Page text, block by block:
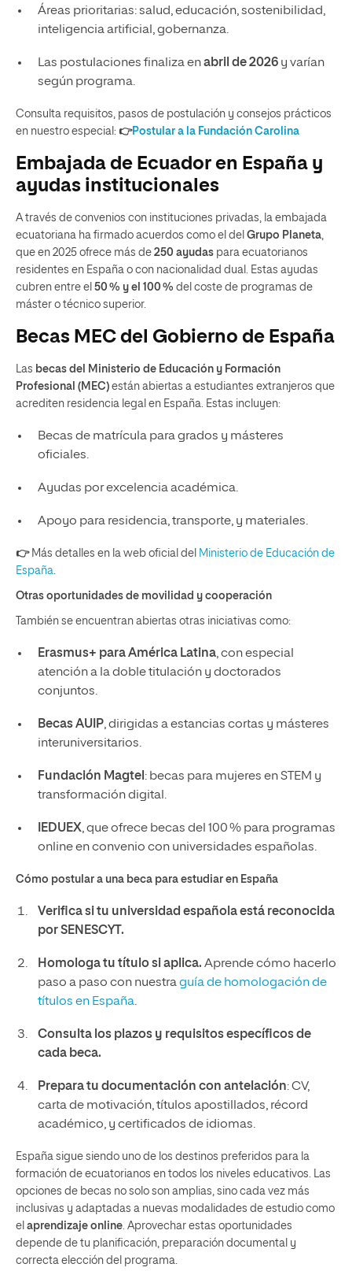
Áreas prioritarias: salud, educación, sostenibilidad,
inteligencia artificial, gobernanza.
Las postulaciones finaliza enabril de 2026y varían
según programa.
Consulta requisitos, pasos de postulación y consejos prácticos
en nuestro especial: 👉Postular a la Fundación Carolina
Embajada de Ecuador en España y
ayudas institucionales
A través de convenios con instituciones privadas, la embajada
ecuatoriana ha firmado acuerdos como el del Grupo Planeta,
que en 2025 ofrece más de 250 ayudas para ecuatorianos
residentes en España o con nacionalidad dual. Estas ayudas
cubren entre el 50 % y el 100 % del coste de programas de
máster o técnico superior.
Becas MEC del Gobierno de España
Las becas del Ministerio de Educación y Formación
Profesional (MEC) están abiertas a estudiantes extranjeros que
acrediten residencia legal en España. Estas incluyen:
Becas de matrícula para grados y másteres
oficiales.
Ayudas por excelencia académica.
Apoyo para residencia, transporte, y materiales.
👉 Más detalles en la web oficial del Ministerio de Educación de
España.
Otras oportunidades de movilidad y cooperación
También se encuentran abiertas otras iniciativas como:
Erasmus+ para América Latina, con especial
atención a la doble titulación y doctorados
conjuntos.
Becas AUIP, dirigidas a estancias cortas y másteres
interuniversitarios.
Fundación Magtel : becas para mujeres en STEM y
transformación digital.
IEDUEX, que ofrece becas del 100 % para programas
online en convenio con universidades españolas.
Cómo postular a una beca para estudiar en España
Verifica si tu universidad española está reconocida
por SENESCYT.
Homologa tu título si aplica. Aprende cómo hacerlo
paso a paso con nuestraguía de homologación de
títulos en España.
Consulta los plazos y requisitos específicos de
cada beca.
Prepara tu documentación con antelación: CV,
carta de motivación, títulos apostillados, récord
académico, y certificados de idiomas.
España sigue siendo uno de los destinos preferidos para la
formación de ecuatorianos en todos los niveles educativos. Las
opciones de becas no solo son amplias, sino cada vez más
inclusivas y adaptadas a nuevas modalidades de estudio como
el aprendizaje online. Aprovechar estas oportunidades
depende de tu planificación, preparación documental y
correcta elección del programa.